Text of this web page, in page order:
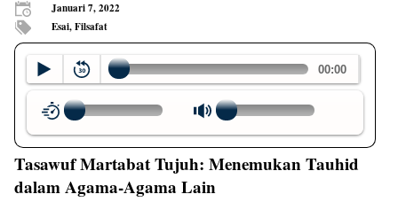
Januari 7, 2022
Esai, Filsafat
Tasawuf Martabat Tujuh: Menemukan Tauhid
dalam Agama-Agama Lain